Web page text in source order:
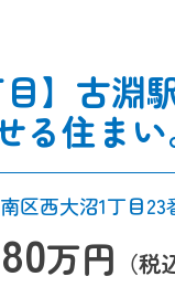
】古淵
る住まい
区西大沼1丁目23
万円 （税